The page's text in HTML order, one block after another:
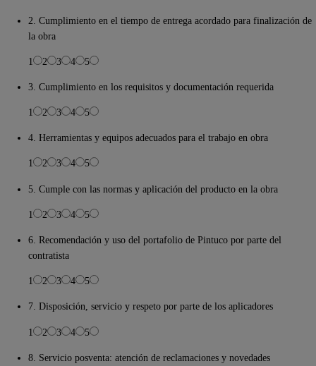
2. Cumplimiento en el tiempo de entrega acordado para finalización de
la obra
1 2 3 4 5
3. Cumplimiento en los requisitos y documentación requerida
1 2 3 4 5
4. Herramientas y equipos adecuados para el trabajo en obra
1 2 3 4 5
5. Cumple con las normas y aplicación del producto en la obra
1 2 3 4 5
6. Recomendación y uso del portafolio de Pintuco por parte del
contratista
1 2 3 4 5
7. Disposición, servicio y respeto por parte de los aplicadores
1 2 3 4 5
8. Servicio posventa: atención de reclamaciones y novedades